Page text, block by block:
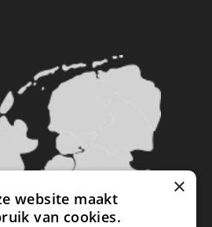
×
website maakt
van cookies.